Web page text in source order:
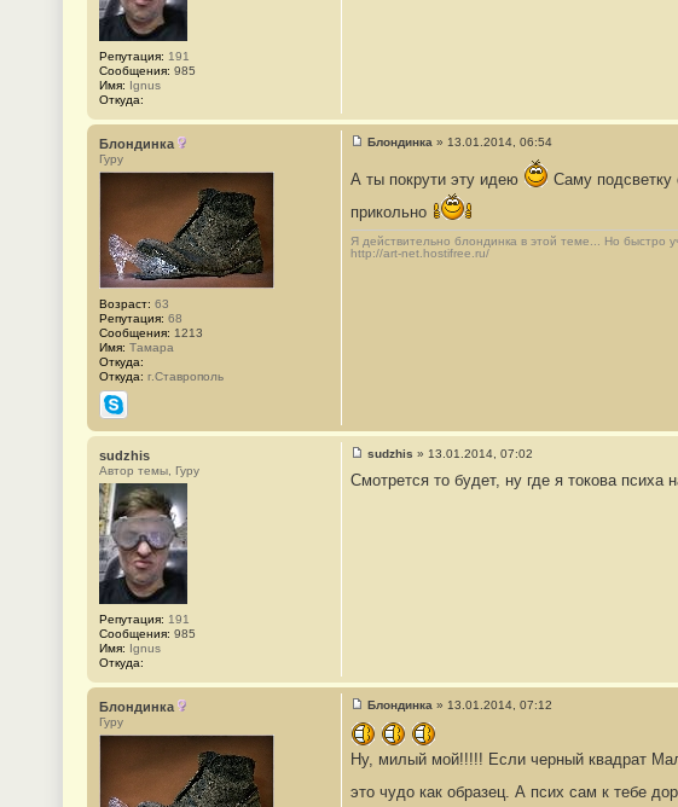
Репутация: 191
Сообщения: 985
Имя: Ignus
Откуда:
Блондинка
Гуру
Возраст: 63
Репутация: 68
Сообщения: 1213
Имя: Тамара
Откуда:
Откуда: г.Ставрополь
Skype
о
щ
н
и
Блондинка » 13.01.2014, 06:54
А ты покрути эту идею
Саму подсветку
прикольно
Я действительно блондинка в этой теме... Но быстро
http://art-net.hostifree.ru/
sudzhis
Автор темы, Гуру
Репутация: 191
Сообщения: 985
Имя: Ignus
Откуда:
о
sudzhis » 13.01.2014, 07:02
Смотрется то будет, ну где я токова психа
Блондинка
Гуру
о
о
б
е
Блондинка » 13.01.2014, 07:12
Ну, милый мой!!!!! Если черный квадрат
это чудо как образец. А псих сам к тебе